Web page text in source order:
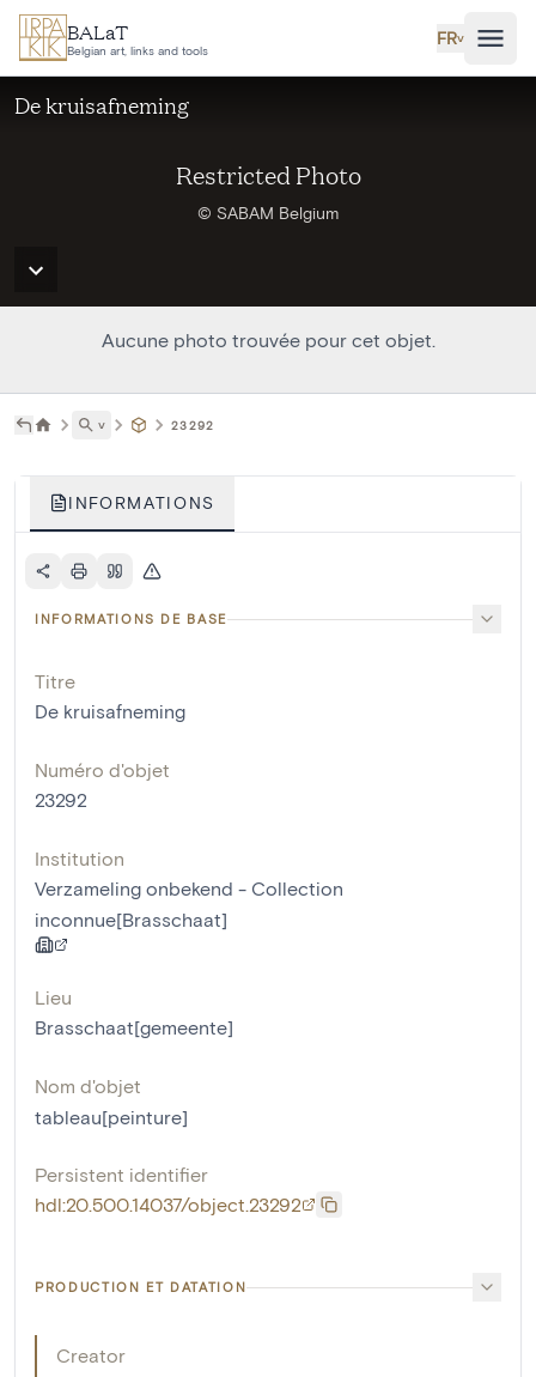
Aller au contenu principal
BALaT
Belgian art, links and tools
FR˅
Restricted Photo
© SABAM Belgium
De kruisafneming
Aucune photo trouvée pour cet objet.
˅ 23292
INFORMATIONS
INFORMATIONS DE BASE
Titre
De kruisafneming
Numéro d'objet
23292
Institution
Verzameling onbekend - Collection
inconnue[Brasschaat]
Lieu
Brasschaat[gemeente]
Nom d'objet
tableau[peinture]
Persistent identifier
hdl:20.500.14037/object.23292
PRODUCTION ET DATATION
Creator